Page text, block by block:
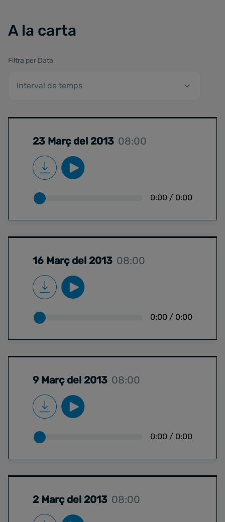
A la carta
23 Març del 2013 08:00
0:00 / 0:00
16 Març del 2013 08:00
0:00 / 0:00
9 Març del 2013 08:00
0:00 / 0:00
2 Març del 2013 08:00
Filtra per Data